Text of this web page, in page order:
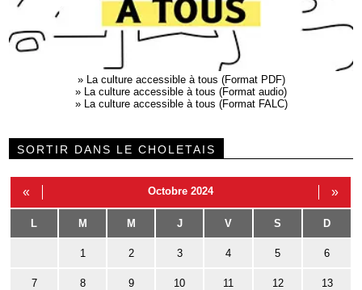
»
La culture accessible à tous (Format PDF)
»
La culture accessible à tous (Format audio)
»
La culture accessible à tous (Format FALC)
SORTIR DANS LE CHOLETAIS
« Octobre 2024 »
L M M J V S D
1 2 3 4 5 6
7 8 9 10 11 12 13